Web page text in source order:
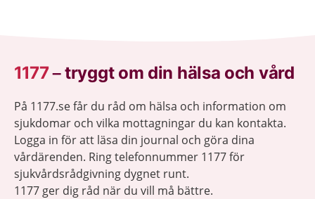
1177–tryggt om din hälsa och vård
På 1177.se får du råd om hälsa och information om
sjukdomar och vilka mottagningar du kan kontakta.
Logga in för att läsa din journal och göra dina
vårdärenden. Ring telefonnummer 1177 för
sjukvårdsrådgivning dygnet runt.
1177 ger dig råd när du vill må bättre.